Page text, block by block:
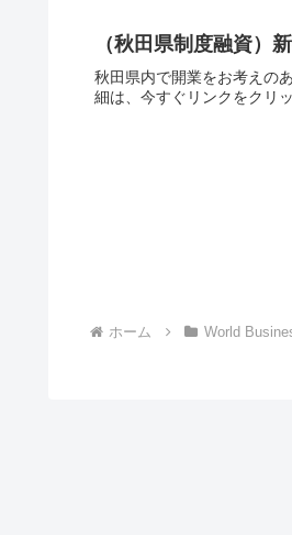
（秋田県制度融資）
秋田県内で開業をお考えの
細は、今すぐリンクをクリッ
ホーム World